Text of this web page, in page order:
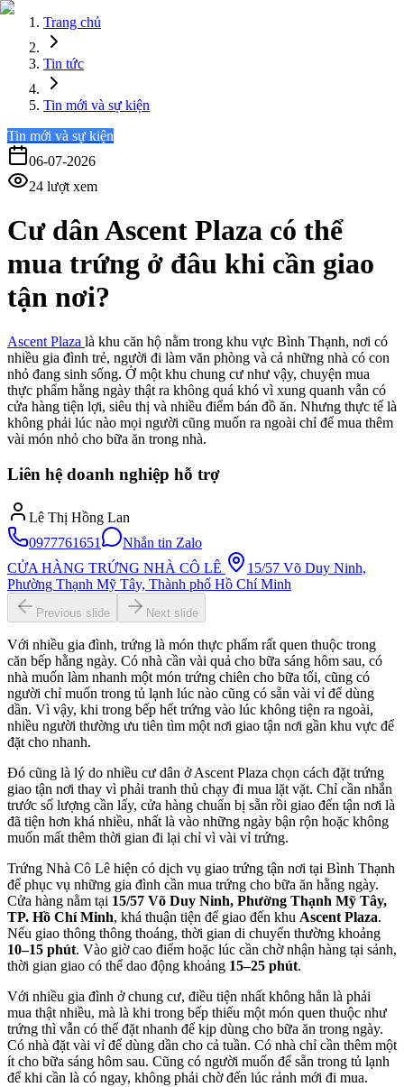
Trang chủ
Tin tức
Tin mới và sự kiện
Tin mới và sự kiện
06-07-2026
24 lượt xem
Cư dân Ascent Plaza có thể
mua trứng ở đâu khi cần giao
tận nơi?
Ascent Plaza là khu căn hộ nằm trong khu vực Bình Thạnh, nơi có
nhiều gia đình trẻ, người đi làm văn phòng và cả những nhà có con
nhỏ đang sinh sống. Ở một khu chung cư như vậy, chuyện mua
thực phẩm hằng ngày thật ra không quá khó vì xung quanh vẫn có
cửa hàng tiện lợi, siêu thị và nhiều điểm bán đồ ăn. Nhưng thực tế là
không phải lúc nào mọi người cũng muốn ra ngoài chỉ để mua thêm
vài món nhỏ cho bữa ăn trong nhà.
Liên hệ doanh nghiệp hỗ trợ
Lê Thị Hồng Lan
0977761651
Nhắn tin Zalo
CỬA HÀNG TRỨNG NHÀ CÔ LÊ
15/57 Võ Duy Ninh,
Phường Thạnh Mỹ Tây, Thành phố Hồ Chí Minh
Previous slide Next slide
Với nhiều gia đình, trứng là món thực phẩm rất quen thuộc trong
căn bếp hằng ngày. Có nhà cần vài quả cho bữa sáng hôm sau, có
nhà muốn làm nhanh một món trứng chiên cho bữa tối, cũng có
người chỉ muốn trong tủ lạnh lúc nào cũng có sẵn vài vỉ để dùng
dần. Vì vậy, khi trong bếp hết trứng vào lúc không tiện ra ngoài,
nhiều người thường ưu tiên tìm một nơi giao tận nơi gần khu vực để
đặt cho nhanh.
Đó cũng là lý do nhiều cư dân ở Ascent Plaza chọn cách đặt trứng
giao tận nơi thay vì phải tranh thủ chạy đi mua lặt vặt. Chỉ cần nhắn
trước số lượng cần lấy, cửa hàng chuẩn bị sẵn rồi giao đến tận nơi là
đã tiện hơn khá nhiều, nhất là vào những ngày bận rộn hoặc không
muốn mất thêm thời gian đi lại chỉ vì vài vỉ trứng.
Trứng Nhà Cô Lê hiện có dịch vụ giao trứng tận nơi tại Bình Thạnh
để phục vụ những gia đình cần mua trứng cho bữa ăn hằng ngày.
Cửa hàng nằm tại 15/57 Võ Duy Ninh, Phường Thạnh Mỹ Tây,
TP. Hồ Chí Minh, khá thuận tiện để giao đến khu Ascent Plaza.
Nếu giao thông thông thoáng, thời gian di chuyển thường khoảng
10–15 phút. Vào giờ cao điểm hoặc lúc cần chờ nhận hàng tại sảnh,
thời gian giao có thể dao động khoảng 15–25 phút.
Với nhiều gia đình ở chung cư, điều tiện nhất không hẳn là phải
mua thật nhiều, mà là khi trong bếp thiếu một món quen thuộc như
trứng thì vẫn có thể đặt nhanh để kịp dùng cho bữa ăn trong ngày.
Có nhà đặt vài vỉ để dùng dần cho cả tuần. Có nhà chỉ cần thêm một
ít cho bữa sáng hôm sau. Cũng có người muốn để sẵn trong tủ lạnh
để khi cần là có ngay, không phải chờ đến lúc rảnh mới đi mua.